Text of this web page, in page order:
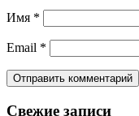
Имя *
Email *
Свежие записи